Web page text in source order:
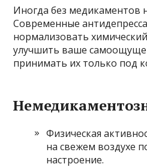
Иногда без медикаментов
Современные
нормализовать
улучшить ваше
принимать их только под
Физическая
на свежем воздухе
настроение.